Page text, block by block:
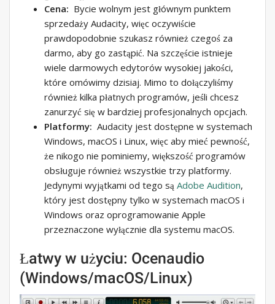
Cena: Bycie wolnym jest głównym punktem
sprzedaży Audacity, więc oczywiście
prawdopodobnie szukasz również czegoś za
darmo, aby go zastąpić. Na szczęście istnieje
wiele darmowych edytorów wysokiej jakości,
które omówimy dzisiaj. Mimo to dołączyliśmy
również kilka płatnych programów, jeśli chcesz
zanurzyć się w bardziej profesjonalnych opcjach.
Platformy: Audacity jest dostępne w systemach
Windows, macOS i Linux, więc aby mieć pewność,
że nikogo nie pominiemy, większość programów
obsługuje również wszystkie trzy platformy.
Jedynymi wyjątkami od tego są Adobe Audition,
który jest dostępny tylko w systemach macOS i
Windows oraz oprogramowanie Apple
przeznaczone wyłącznie dla systemu macOS.
Łatwy w użyciu: Ocenaudio
(Windows/macOS/Linux)